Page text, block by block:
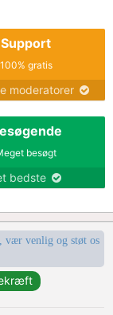
Support
100% gratis
moderatorer
besøgt
bedste
vær venlig og støt os